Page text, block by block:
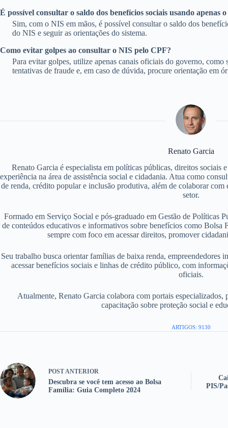
É possível consultar o saldo dos benefícios sociais usando apenas
Sim, com o NIS em mãos, é possível consultar o saldo dos
do NIS e seguir as orientações do sistema.
Como evitar golpes ao consultar o NIS pelo CPF?
Para evitar golpes, utilize apenas canais oficiais do governo, como
tentativas de fraude e, em caso de dúvida, procure orientação em
Renato Garcia
Renato Garcia é especialista em políticas públicas, direitos sociais
experiência na área de assistência social e cidadania. Atua como
de renda, crédito popular e inclusão produtiva, além de colaborar
setor.
Formado em Serviço Social e pós-graduado em Gestão de Políticas
de conteúdos educativos e informativos sobre benefícios como
sempre com foco em acessar direitos, promover
Seu trabalho busca orientar famílias de baixa renda, empreendedores
acessar benefícios sociais e linhas de crédito público, com
oficiais.
Atualmente, Renato Garcia colabora com portais especializados,
capacitação sobre proteção social e
ARTIGOS: 9130
POSTANTERIOR
Descubra se você tem acesso ao Bolsa
Família: Guia Completo 2024
PIS/